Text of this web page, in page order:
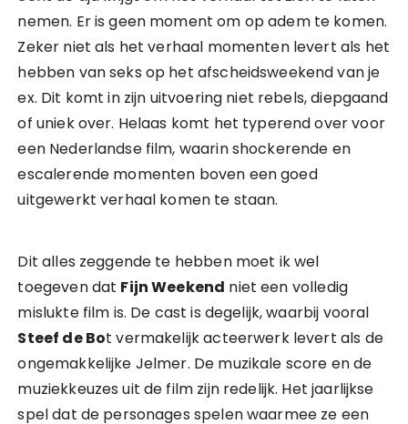
nemen. Er is geen moment om op adem te komen.
Zeker niet als het verhaal momenten levert als het
hebben van seks op het afscheidsweekend van je
ex. Dit komt in zijn uitvoering niet rebels, diepgaand
of uniek over. Helaas komt het typerend over voor
een Nederlandse film, waarin shockerende en
escalerende momenten boven een goed
uitgewerkt verhaal komen te staan.
Dit alles zeggende te hebben moet ik wel
toegeven dat Fijn Weekend niet een volledig
mislukte film is. De cast is degelijk, waarbij vooral
Steef de Bot vermakelijk acteerwerk levert als de
ongemakkelijke Jelmer. De muzikale score en de
muziekkeuzes uit de film zijn redelijk. Het jaarlijkse
spel dat de personages spelen waarmee ze een